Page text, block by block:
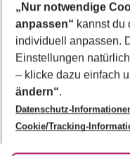
Footer
Footer navigation
Über uns
AGB
Bestpreisgarantie
Cookie-Einstellungen
Cookie-Richtlinie
Agenturbetreuung
Barrierefreies Reisen
Folge uns
„Nur notwendige
anpassen“ kannst du
individuell anpassen.
Einstellungen
– klicke dazu einfach
ändern“.
Datenschutz-
Cookie/Tracking-